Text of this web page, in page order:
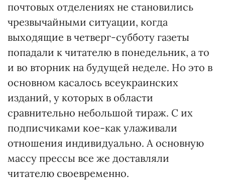
почтовых отделениях не становились
чрезвычайными ситуации, когда
выходящие в четверг-субботу газеты
попадали к читателю в понедельник, а то
и во вторник на будущей неделе. Но это в
основном касалось всеукраинских
изданий, у которых в области
сравнительно небольшой тираж. С их
подписчиками кое-как улаживали
отношения индивидуально. А основную
массу прессы все же доставляли
читателю своевременно.